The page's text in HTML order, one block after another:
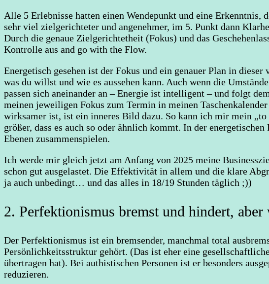
Alle 5 Erlebnisse hatten einen Wendepunkt und eine
sehr viel zielgerichteter und angenehmer, im 5. Punkt dann
Durch die genaue Zielgerichtetheit (Fokus) und das
Kontrolle aus and go with the Flow.
Energetisch gesehen ist der Fokus und ein genauer Plan in
was du willst und wie es aussehen kann. Auch wenn die
passen sich aneinander an – Energie ist intelligent – und folgt
meinen jeweiligen Fokus zum Termin in meinen
wirksamer ist, ist ein inneres Bild dazu. So kann ich mir mein
größer, dass es auch so oder ähnlich kommt. In der
Ebenen zusammenspielen.
Ich werde mir gleich jetzt am Anfang von 2025 meine
schon gut ausgelastet. Die Effektivität in allem und die klare
ja auch unbedingt… und das alles in 18/19 Stunden täglich ;))
2. Perfektionismus bremst und hindert, aber
Der Perfektionismus ist ein bremsender, manchmal total
Persönlichkeitsstruktur gehört. (Das ist eher eine
übertragen hat). Bei authistischen Personen ist er besonders
reduzieren.